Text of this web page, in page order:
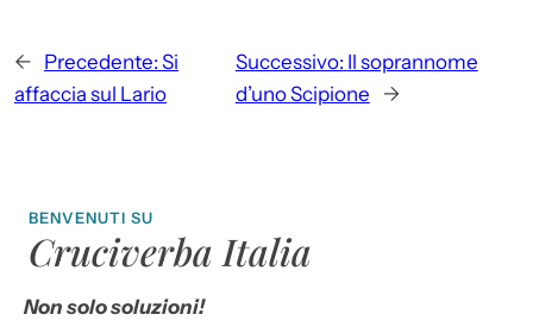
← Precedente: Si
affaccia sul Lario
Successivo: Il soprannome
d’uno Scipione
→
BENVENUTI SU
Cruciverba Italia
Non solo soluzioni!